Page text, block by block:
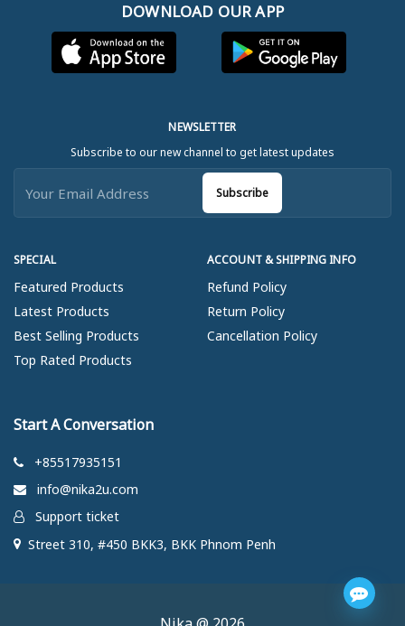
DOWNLOAD OUR APP
SPECIAL
Featured Products
Latest Products
Best Selling Products
Top Rated Products
ACCOUNT & SHIPPING INFO
Refund Policy
Return Policy
Cancellation Policy
NEWSLETTER
Subscribe to our new channel to get latest updates
Subscribe
Start A Conversation
+85517935151
info@nika2u.com
Support ticket
Street 310, #450 BKK3, BKK Phnom Penh